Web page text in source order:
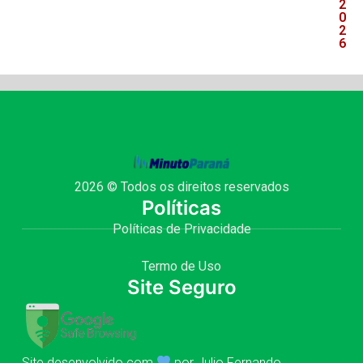
2
0
2
6
2026 © Todos os direitos reservados
Políticas
Políticas de Privacidade
Termo de Uso
Site Seguro